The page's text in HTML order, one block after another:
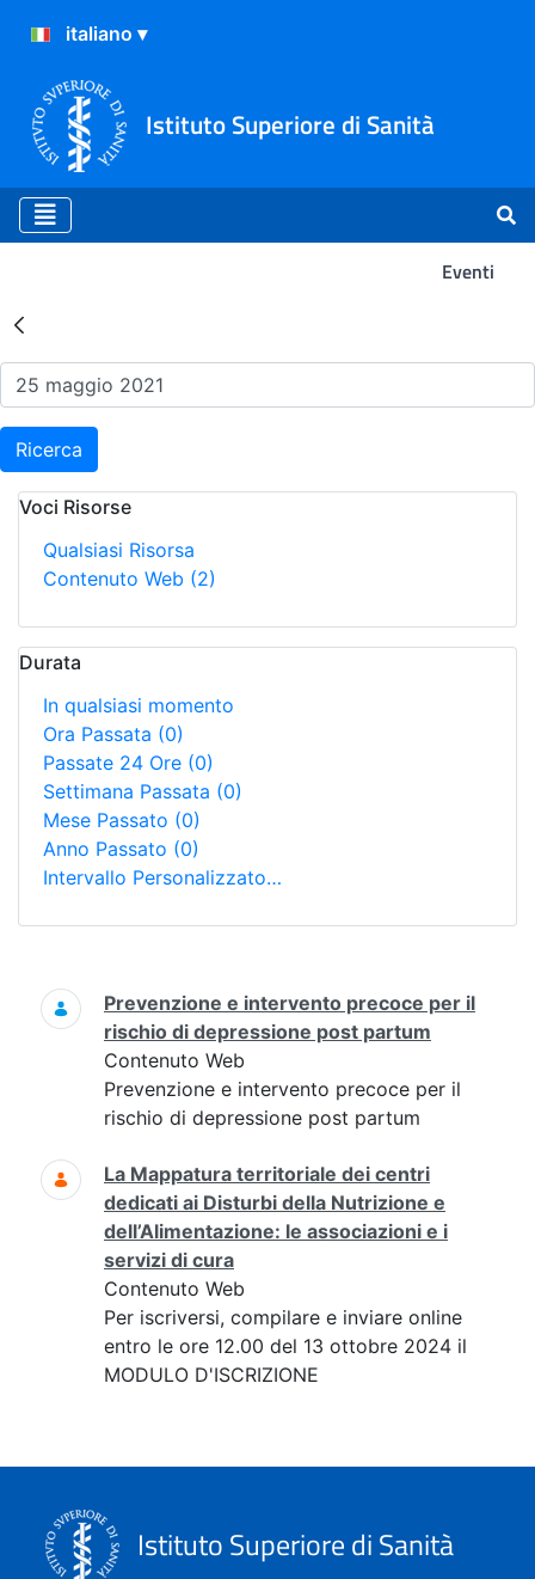
Istituto Superiore di Sanità
Eventi
Risultati della Ricerca -
Ricerca
Voci Risorse
Qualsiasi Risorsa
Contenuto Web (2)
Durata
In qualsiasi momento
Ora Passata (0)
Passate 24 Ore (0)
Settimana Passata (0)
Mese Passato (0)
Anno Passato (0)
Intervallo Personalizzato…
Ricerca
Prevenzione e intervento precoce per il
rischio di depressione post partum
Contenuto Web
Prevenzione e intervento precoce per il
rischio di depressione post partum
La Mappatura territoriale dei centri
dedicati ai Disturbi della Nutrizione e
dell’Alimentazione: le associazioni e i
servizi di cura
Contenuto Web
Per iscriversi, compilare e inviare online
entro le ore 12.00 del 13 ottobre 2024 il
MODULO D'ISCRIZIONE
Istituto Superiore di Sanità